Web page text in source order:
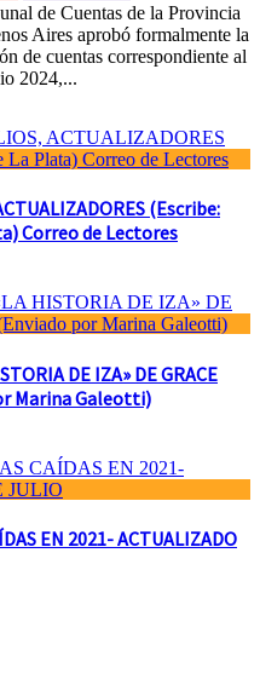
de Cuentas de la Provincia
Aires aprobó formalmente la
de cuentas correspondiente al
2024,...
(Escribe:
Correo de Lectores
DE IZA» DE GRACE
Marina Galeotti)
EN 2021- ACTUALIZADO